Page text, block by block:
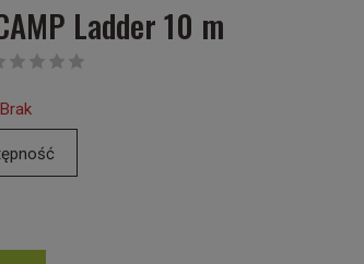
Ladder 10 m
Brak